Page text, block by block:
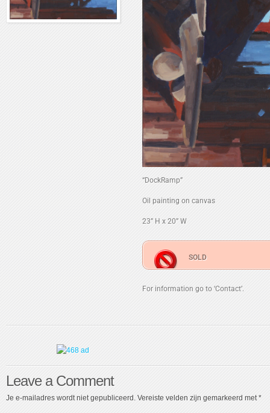
“DockRamp”
Oil painting on canvas
23” H x 20” W
SOLD
For information go to ‘Contact’.
Leave a Comment
Je e-mailadres wordt niet gepubliceerd. Vereiste velden zijn gemarkeerd met*